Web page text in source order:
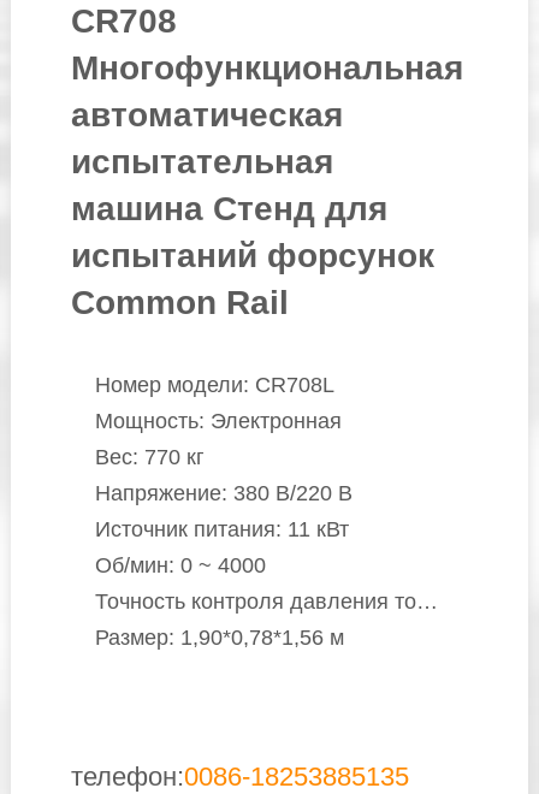
CR708
Многофункциональная
автоматическая
испытательная
машина Стенд для
испытаний форсунок
Common Rail
Номер модели: CR708L
Мощность: Электронная
Вес: 770 кг
Напряжение: 380 В/220 В
Источник питания: 11 кВт
Об/мин: 0 ~ 4000
Точность контроля давления топлива: 0-2000 бар 1 бар
Размер: 1,90*0,78*1,56 м
телефон:0086-18253885135